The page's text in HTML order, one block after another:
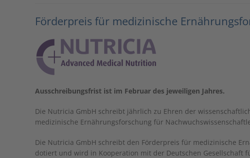
Förderpreis für medizinische
Ausschreibungsfrist ist im Februar des jeweiligen Jahres.
Die Nutricia GmbH schreibt jährlich zu Ehren der
medizinische Ernährungsforschung für
Die Nutricia GmbH schreibt den Förderpreis für medizinische
dotiert und wird in Kooperation mit der Deutschen Gesellschaft